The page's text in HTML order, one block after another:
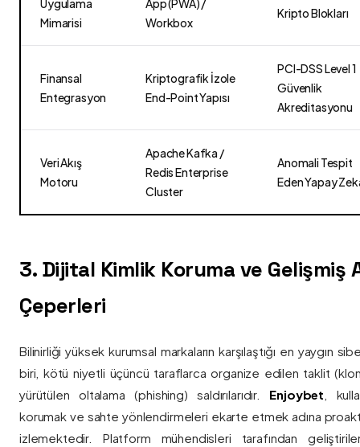
Uygulama
Mimarisi
App (PWA) /
Workbox
Kripto Blokları
Finansal
Entegrasyon
Kriptografik İzole
End-Point Yapısı
PCI-DSS Level 1
Güvenlik
Akreditasyonu
Veri Akış
Motoru
Apache Kafka /
Redis Enterprise
Cluster
Anomali Tespit
Eden Yapay
3. Dijital Kimlik Koruma ve Gelişmiş
Çeperleri
Bilinirliği yüksek kurumsal markaların karşılaştığı en yaygın
biri, kötü niyetli üçüncü taraflarca organize edilen taklit
yürütülen oltalama (phishing) saldırılarıdır. Enjoybet ,
korumak ve sahte yönlendirmeleri ekarte etmek adına
izlemektedir. Platform mühendisleri tarafından